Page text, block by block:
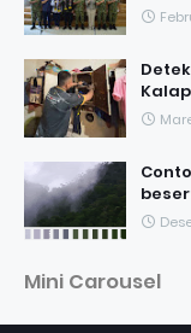
Mini Carousel